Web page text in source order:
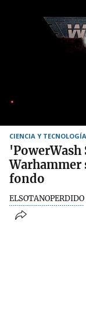
CIENCIA Y TECNOLOGÍA
Warhammer
fondo
ELSOTANOPERDIDO